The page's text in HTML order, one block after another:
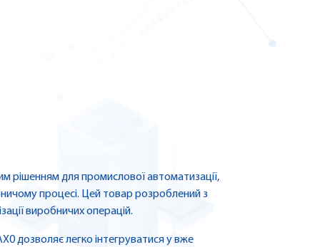
рішенням для промислової автоматизації,
процесі. Цей товар розроблений з
виробничих операцій.
дозволяє легко інтегруватися у вже